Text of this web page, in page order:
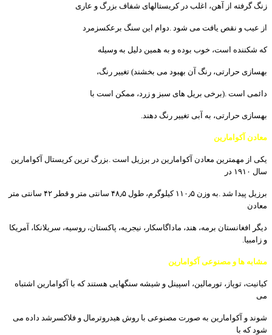
زنگ گرفته از آھن، اغلب در کریستالھای شفاف بزرگ و عاری
از عیب و نقص یافت می شود دوام این سنگ برعکسزمرد
که شکننده است، خوب بوده و به ھمین دلیل به وسیله
بھسازی حرارتی، رنگ آن بھبود می بخشند( تغییر رنگ،
دائمی است ).برخی بریل ھای سبز و زرد، ممکن است با
بھسازی حرارتی، به آبی تغییر رنگ دھند
معادن آکوامارین
یکی از مھمترین معادن آکوامارین در برزیل است بزرگ ترین کریستال آکوامارین
سال ١٩١٠ در
برزیل پیدا شد به وزن ١١٠٫۵ کیلوگرم، طول ۴٨٫۵ سانتی متر و قطر ۴٢ سانتی متر
معادن
دیگر افغانستان برمه، ھند، ماداگاسکار، نیجریه، پاکستان، روسیه، سریلانکا، آمریکا
و زامبیا
مشابه ھا و مصنوعی آکوامارین
کیانیت، توپاز، تورمالین، اسپینل و شیشه سنگھایی ھستند که با آکوامارین اشتباه
می
شوند و آکوامارین به صورت مصنوعی با روش ھیدروترمال و فلاکسرشد داده می
شود که با